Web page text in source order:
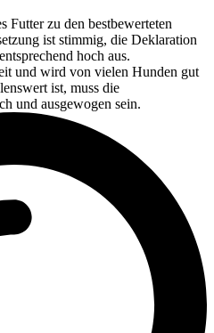
Futter zu den bestbewerteten
ist stimmig, die Deklaration
hoch aus.
und wird von vielen Hunden gut
ist, muss die
und ausgewogen sein.